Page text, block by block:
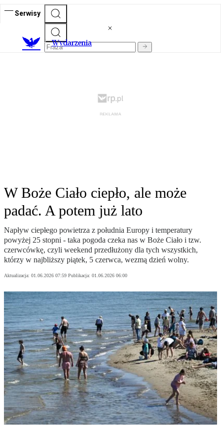
Serwisy
Wydarzenia
W Boże Ciało ciepło, ale może
padać. A potem już lato
Napływ ciepłego powietrza z południa Europy i temperatury
powyżej 25 stopni - taka pogoda czeka nas w Boże Ciało i tzw.
czerwcówkę, czyli weekend przedłużony dla tych wszystkich,
którzy w najbliższy piątek, 5 czerwca, wezmą dzień wolny.
Aktualizacja: 01.06.2026 07:59 Publikacja: 01.06.2026 06:00